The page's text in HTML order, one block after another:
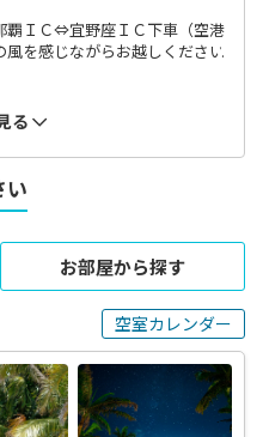
覇ＩＣ⇔宜野座ＩＣ下車（空港
を感じながらお越しください
る
い
お部屋から探す
空室カレンダー